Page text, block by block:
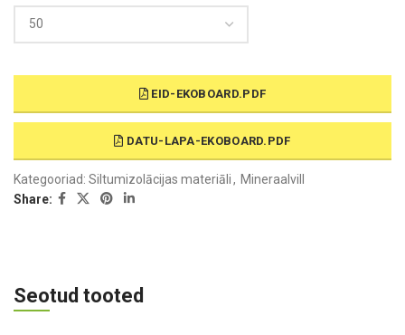
EID-EKOBOARD.PDF
DATU-LAPA-EKOBOARD.PDF
Kategooriad: Siltumizolācijas materiāli, Mineraalvill
Share:
Seotud tooted